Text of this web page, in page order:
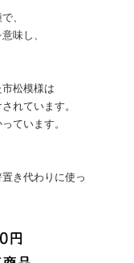
、
味し、
松模様は
れています。
ています。
き代わりに使っ